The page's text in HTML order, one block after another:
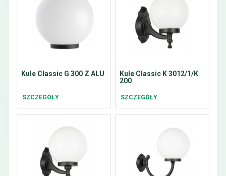
Kule Classic G 300 Z ALU
SZCZEGÓŁY
Kule Classic K 3012/1/K
200
SZCZEGÓŁY